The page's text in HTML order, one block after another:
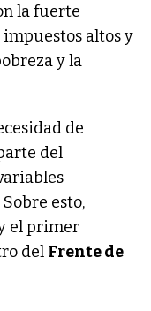
la fuerte
altos y
y la
de
del
esto,
el primer
del Frente de